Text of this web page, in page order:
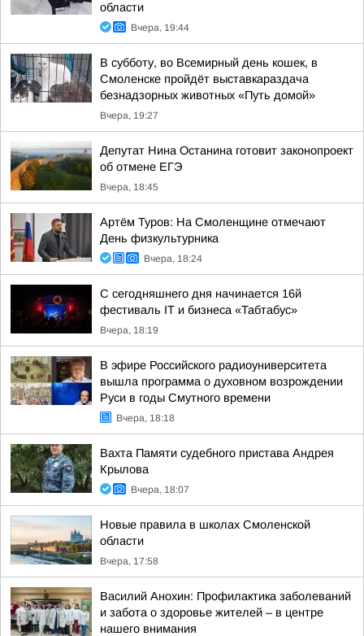
области
Вчера, 19:44
В субботу, во Всемирный день кошек, в
Смоленске пройдёт выставкараздача
безнадзорных животных «Путь домой»
Вчера, 19:27
Депутат Нина Останина готовит законопроект
об отмене ЕГЭ
Вчера, 18:45
Артём Туров: На Смоленщине отмечают
День физкультурника
Вчера, 18:24
С сегодняшнего дня начинается 16й
фестиваль IT и бизнеса «Табтабус»
Вчера, 18:19
В эфире Российского радиоуниверситета
вышла программа о духовном возрождении
Руси в годы Смутного времени
Вчера, 18:18
Вахта Памяти судебного пристава Андрея
Крылова
Вчера, 18:07
Новые правила в школах Смоленской
области
Вчера, 17:58
Василий Анохин: Профилактика заболеваний
и забота о здоровье жителей – в центре
нашего внимания